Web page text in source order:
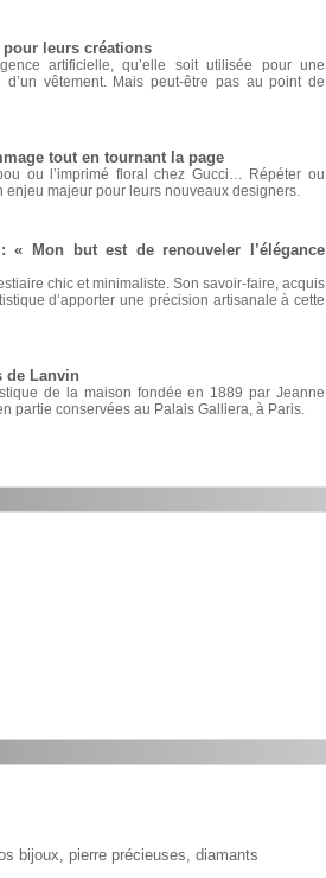
leurs créations
artificielle, qu’elle soit utilisée pour une
vêtement. Mais peut-être pas au point de
tout en tournant la page
ou l’imprimé floral chez Gucci… Répéter ou
majeur pour leurs nouveaux designers.
Mon but est de renouveler l’élégance
chic et minimaliste. Son savoir-faire, acquis
d’apporter une précision artisanale à cette
de Lanvin
de la maison fondée en 1889 par Jeanne
partie conservées au Palais Galliera, à Paris.
bijoux, pierre précieuses, diamants